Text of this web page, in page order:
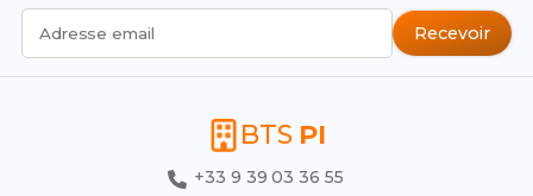
Adresse email Recevoir
BTS PI
+33 9 39 03 36 55